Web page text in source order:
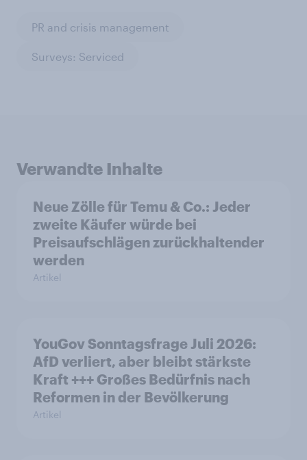
PR and crisis management
Surveys: Serviced
Verwandte Inhalte
Neue Zölle für Temu & Co.: Jeder
zweite Käufer würde bei
Preisaufschlägen zurückhaltender
werden
Artikel
YouGov Sonntagsfrage Juli 2026:
AfD verliert, aber bleibt stärkste
Kraft +++ Großes Bedürfnis nach
Reformen in der Bevölkerung
Artikel